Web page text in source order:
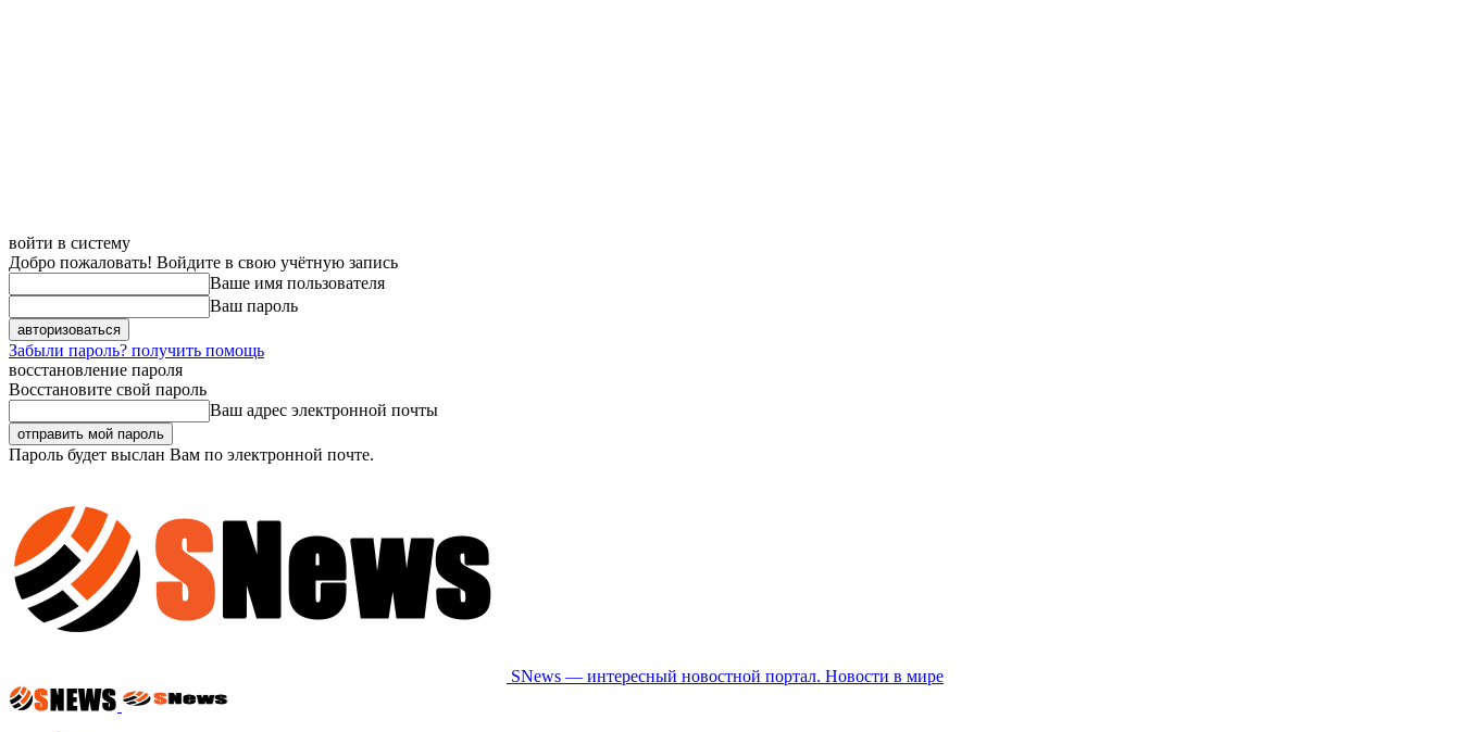
войти в систему
Добро пожаловать! Войдите в свою учётную запись
Ваше имя пользователя
Ваш пароль
Забыли пароль? получить помощь
восстановление пароля
Восстановите свой пароль
Ваш адрес электронной почты
Пароль будет выслан Вам по электронной почте.
SNews — интересный новостной портал. Новости в мире